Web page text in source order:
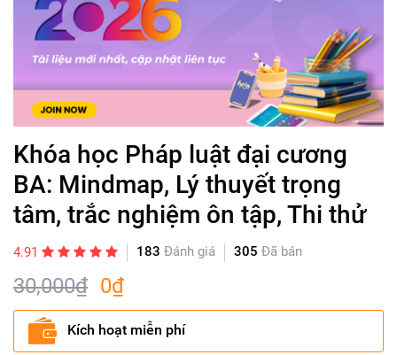
Khóa học Pháp luật đại cương
BA: Mindmap, Lý thuyết trọng
tâm, trắc nghiệm ôn tập, Thi thử
4.91 183 Đánh giá 305 Đã bán
30,000₫ 0₫
Kích hoạt miễn phí